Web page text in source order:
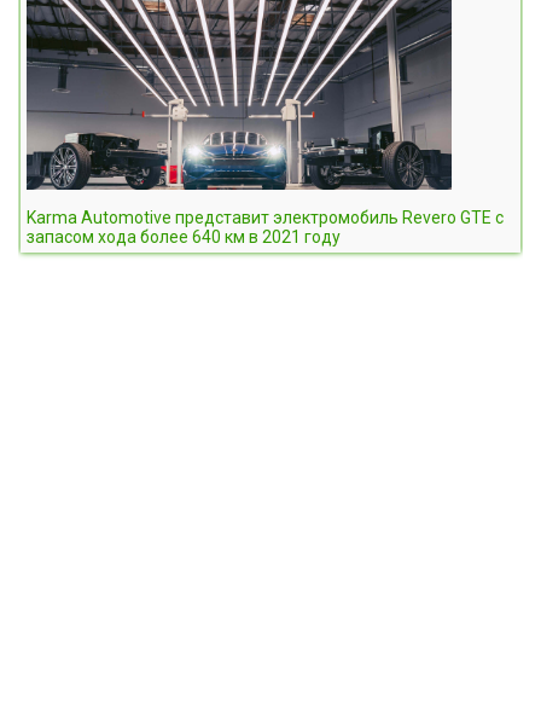
Karma Automotive представит электромобиль Revero GTE с
запасом хода более 640 км в 2021 году